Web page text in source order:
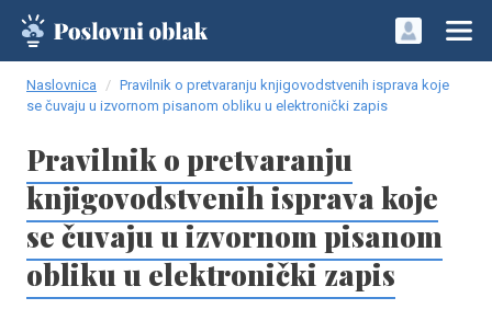
Naslovnica
Pravilnik o pretvaranju knjigovodstvenih isprava koje
se čuvaju u izvornom pisanom obliku u elektronički zapis
Pravilnik o pretvaranju
knjigovodstvenih isprava koje
se čuvaju u izvornom pisanom
obliku u elektronički zapis